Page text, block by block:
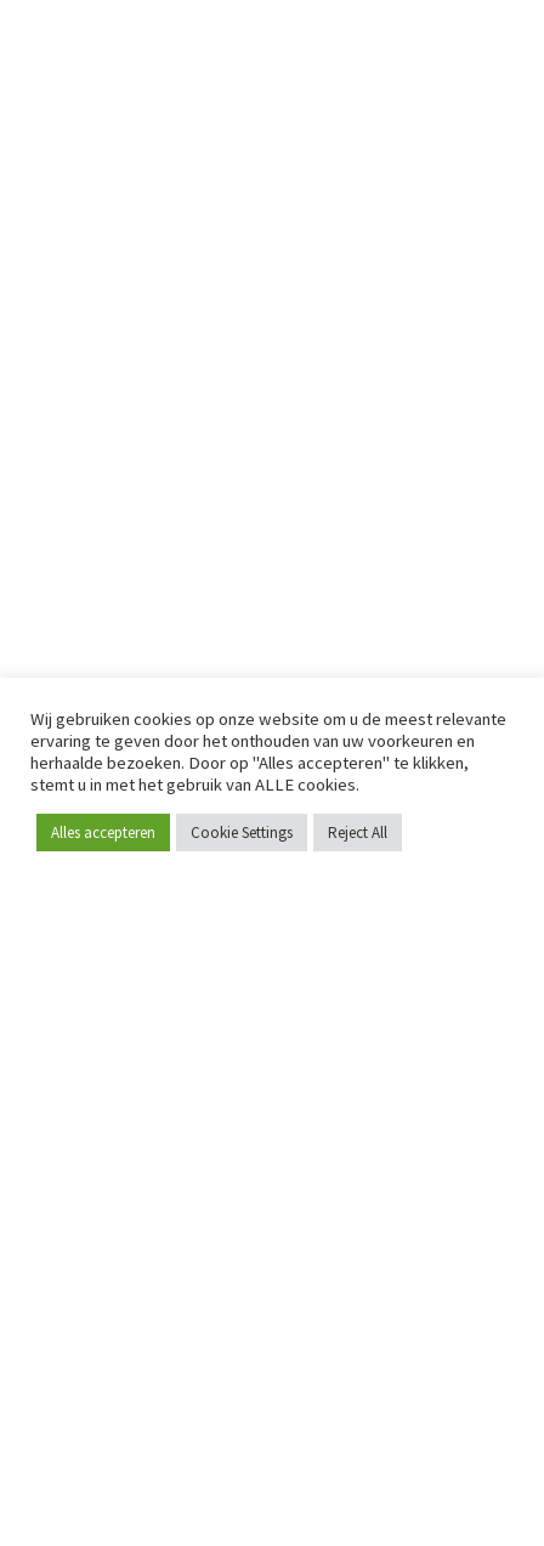
Word lid
Wij gebruiken cookies op onze website om u de meest relevante
ervaring te geven door het onthouden van uw voorkeuren en
herhaalde bezoeken. Door op "Alles accepteren" te klikken,
stemt u in met het gebruik van ALLE cookies.
Alles accepteren Cookie Settings Reject All